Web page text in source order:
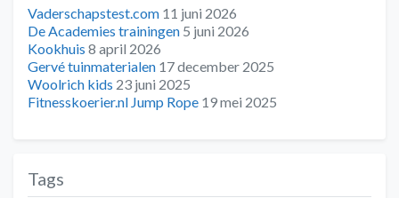
Vaderschapstest.com 11 juni 2026
De Academies trainingen 5 juni 2026
Kookhuis 8 april 2026
Gervé tuinmaterialen 17 december 2025
Woolrich kids 23 juni 2025
Fitnesskoerier.nl Jump Rope 19 mei 2025
Tags